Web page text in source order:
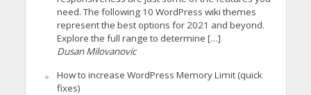
need. The following 10 WordPress wiki themes
represent the best options for 2021 and beyond.
Explore the full range to determine […]
Dusan Milovanovic
How to increase WordPress Memory Limit (quick
fixes)